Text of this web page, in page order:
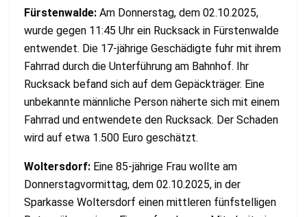
Fürstenwalde: Am Donnerstag, dem 02.10.2025,
wurde gegen 11:45 Uhr ein Rucksack in Fürstenwalde
entwendet. Die 17-jährige Geschädigte fuhr mit ihrem
Fahrrad durch die Unterführung am Bahnhof. Ihr
Rucksack befand sich auf dem Gepäckträger. Eine
unbekannte männliche Person näherte sich mit einem
Fahrrad und entwendete den Rucksack. Der Schaden
wird auf etwa 1.500 Euro geschätzt.
Woltersdorf: Eine 85-jährige Frau wollte am
Donnerstagvormittag, dem 02.10.2025, in der
Sparkasse Woltersdorf einen mittleren fünfstelligen